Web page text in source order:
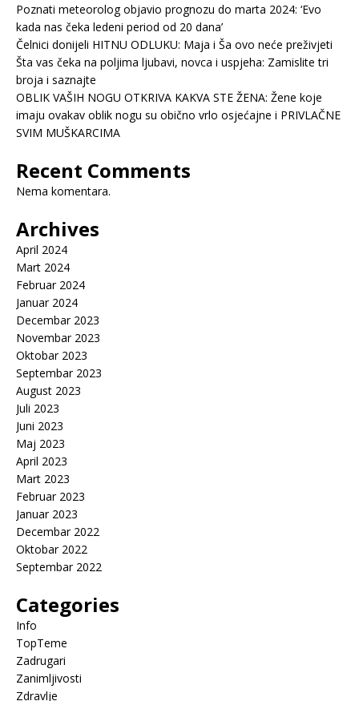
Poznati meteorolog objavio prognozu do marta 2024: ‘Evo
kada nas čeka ledeni period od 20 dana’
Čelnici donijeli HITNU ODLUKU: Maja i Ša ovo neće preživjeti
Šta vas čeka na poljima ljubavi, novca i uspjeha: Zamislite tri
broja i saznajte
OBLIK VAŠIH NOGU OTKRIVA KAKVA STE ŽENA: Žene koje
imaju ovakav oblik nogu su obično vrlo osjećajne i PRIVLAČNE
SVIM MUŠKARCIMA
Recent Comments
Nema komentara.
Archives
April 2024
Mart 2024
Februar 2024
Januar 2024
Decembar 2023
Novembar 2023
Oktobar 2023
Septembar 2023
August 2023
Juli 2023
Juni 2023
Maj 2023
April 2023
Mart 2023
Februar 2023
Januar 2023
Decembar 2022
Oktobar 2022
Septembar 2022
Categories
Info
TopTeme
Zadrugari
Zanimljivosti
Zdravlje